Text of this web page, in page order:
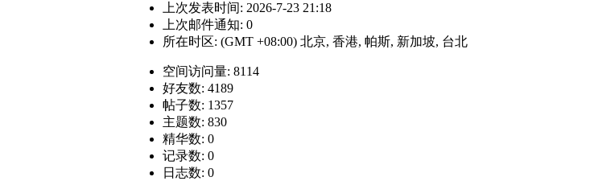
上次发表时间: 2026-7-23 21:18
上次邮件通知: 0
所在时区: (GMT +08:00) 北京, 香港, 帕斯, 新加坡, 台北
空间访问量: 8114
好友数: 4189
帖子数: 1357
主题数: 830
精华数: 0
记录数: 0
日志数: 0